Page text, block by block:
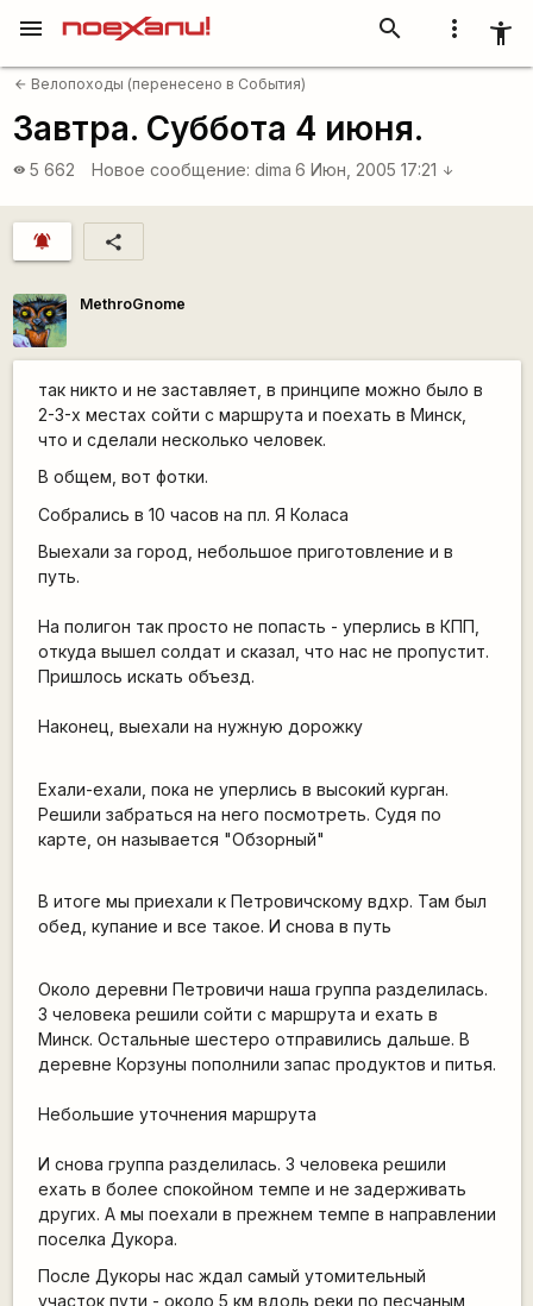
more_vert accessibility_new
search
menu
arrow_back Велопоходы (перенесено в События)
Завтра. Суббота 4 июня.
visibility 5 662 Новое сообщение: dima 6 Июн, 2005 17:21 arrow_downward
notifications_active share
MethroGnome
так никто и не заставляет, в принципе можно было в
2-3-х местах сойти с маршрута и поехать в Минск,
что и сделали несколько человек.
В общем, вот фотки.
Собрались в 10 часов на пл. Я Коласа
Выехали за город, небольшое приготовление и в
путь.
На полигон так просто не попасть - уперлись в КПП,
откуда вышел солдат и сказал, что нас не пропустит.
Пришлось искать объезд.
Наконец, выехали на нужную дорожку
Ехали-ехали, пока не уперлись в высокий курган.
Решили забраться на него посмотреть. Судя по
карте, он называется "Обзорный"
В итоге мы приехали к Петровичскому вдхр. Там был
обед, купание и все такое. И снова в путь
Около деревни Петровичи наша группа разделилась.
3 человека решили сойти с маршрута и ехать в
Минск. Остальные шестеро отправились дальше. В
деревне Корзуны пополнили запас продуктов и питья.
Небольшие уточнения маршрута
И снова группа разделилась. 3 человека решили
ехать в более спокойном темпе и не задерживать
других. А мы поехали в прежнем темпе в направлении
поселка Дукора.
После Дукоры нас ждал самый утомительный
участок пути - около 5 км вдоль реки по песчаным